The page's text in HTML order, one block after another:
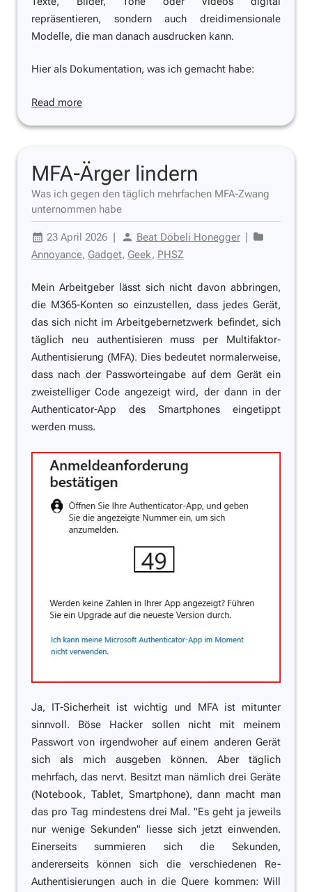
repräsentieren, sondern auch dreidimensionale
Modelle, die man danach ausdrucken kann.
Hier als Dokumentation, was ich gemacht habe:
Read more
MFA-Ärger lindern
Was ich gegen den täglich mehrfachen MFA-Zwang
unternommen habe
23 April 2026 | Beat Döbeli Honegger |
Annoyance, Gadget, Geek, PHSZ
Mein Arbeitgeber lässt sich nicht davon abbringen,
die M365-Konten so einzustellen, dass jedes Gerät,
das sich nicht im Arbeitgebernetzwerk befindet, sich
täglich neu authentisieren muss per Multifaktor-
Authentisierung (MFA). Dies bedeutet normalerweise,
dass nach der Passworteingabe auf dem Gerät ein
zweistelliger Code angezeigt wird, der dann in der
Authenticator-App des Smartphones eingetippt
werden muss.
Ja, IT-Sicherheit ist wichtig und MFA ist mitunter
sinnvoll. Böse Hacker sollen nicht mit meinem
Passwort von irgendwoher auf einem anderen Gerät
sich als mich ausgeben können. Aber täglich
mehrfach, das nervt. Besitzt man nämlich drei Geräte
(Notebook, Tablet, Smartphone), dann macht man
das pro Tag mindestens drei Mal."Es geht ja jeweils
nur wenige Sekunden" liesse sich jetzt einwenden.
Einerseits summieren sich die Sekunden,
andererseits können sich die verschiedenen Re-
Authentisierungen auch in die Quere kommen: Will